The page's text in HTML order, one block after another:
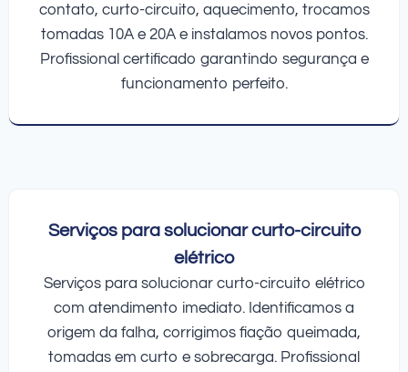
contato, curto-circuito, aquecimento, trocamos
tomadas 10A e 20A e instalamos novos pontos.
Profissional certificado garantindo segurança e
funcionamento perfeito.
Serviços para solucionar curto-circuito
elétrico
Serviços para solucionar curto-circuito elétrico
com atendimento imediato. Identificamos a
origem da falha, corrigimos fiação queimada,
tomadas em curto e sobrecarga. Profissional